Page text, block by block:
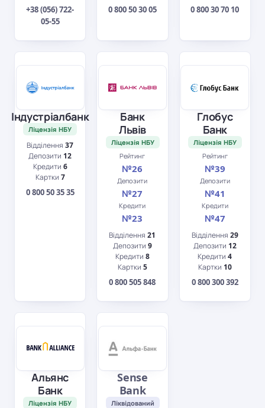
+38 (056) 722-
05-55
0 800 50 30 05 0 800 30 70 10
Індустріалбанк
Ліцензія НБУ
Відділення37
Депозити 12
Кредити 6
Картки 7
0 800 50 35 35
Банк
Львів
Ліцензія НБУ
Рейтинг
№26
Депозити
№27
Кредити
№23
Відділення21
Депозити 9
Кредити 8
Картки 5
0 800 505 848
Глобус
Банк
Ліцензія НБУ
Рейтинг
№39
Депозити
№41
Кредити
№47
Відділення 29
Депозити 12
Кредити4
Картки 10
0 800 300 392
Альянс
Банк
Ліцензія НБУ
Sense
Bank
Ліквідований